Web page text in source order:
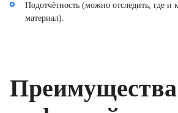
Подотчётность (можно отследить, где и
материал).
Преимущества